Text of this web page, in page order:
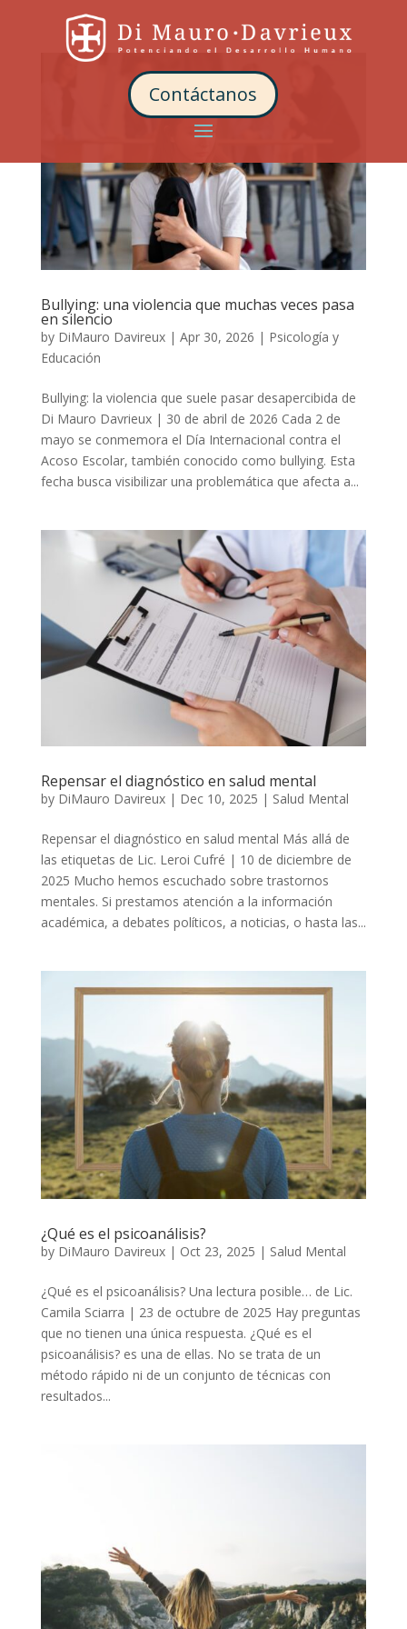
Contáctanos
Bullying: una violencia que muchas veces pasa
en silencio
by DiMauro Davireux| Apr 30, 2026 | Psicología y
Educación
Bullying: la violencia que suele pasar desapercibida de
Di Mauro Davrieux | 30 de abril de 2026 Cada 2 de
mayo se conmemora el Día Internacional contra el
Acoso Escolar, también conocido como bullying. Esta
fecha busca visibilizar una problemática que afecta a...
Repensar el diagnóstico en salud mental
by DiMauro Davireux| Dec 10, 2025 | Salud Mental
Repensar el diagnóstico en salud mental Más allá de
las etiquetas de Lic. Leroi Cufré | 10 de diciembre de
2025 Mucho hemos escuchado sobre trastornos
mentales. Si prestamos atención a la información
académica, a debates políticos, a noticias, o hasta las...
¿Qué es el psicoanálisis?
by DiMauro Davireux| Oct 23, 2025 | Salud Mental
¿Qué es el psicoanálisis? Una lectura posible… de Lic.
Camila Sciarra | 23 de octubre de 2025 Hay preguntas
que no tienen una única respuesta. ¿Qué es el
psicoanálisis? es una de ellas. No se trata de un
método rápido ni de un conjunto de técnicas con
resultados...